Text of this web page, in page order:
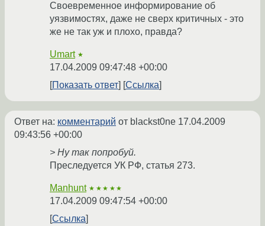
Своевременное информирование об
уязвимостях, даже не сверх критичных - это
же не так уж и плохо, правда?
Umart ★
17.04.2009 09:47:48 +00:00
Показать ответ
Ссылка
Ответ на: комментарий от blackst0ne 17.04.2009
09:43:56 +00:00
> Ну так попробуй.
Преследуется УК РФ, статья 273.
Manhunt ★★★★★
17.04.2009 09:47:54 +00:00
Ссылка